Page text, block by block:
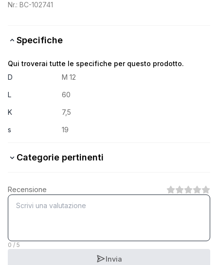
Nr.: BC-102741
Specifiche
Qui troverai tutte le specifiche per questo prodotto.
D
M 12
L 60
K 7,5
s 19
Categorie pertinenti
8.8 Stahl verzinkt
1 Categoria
Recensione
0 / 5
Invia